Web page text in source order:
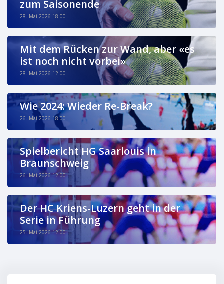
zum Saisonende
28. Mai 2026 18:00
Mit dem Rücken zur Wand, aber «es
ist noch nicht vorbei»
28. Mai 2026 12:00
Wie 2024: Wieder Re-Break?
26. Mai 2026 18:00
Spielbericht HG Saarlouis in
Braunschweig
26. Mai 2026 12:00
Der HC Kriens-Luzern geht in der
Serie in Führung
25. Mai 2026 12:00